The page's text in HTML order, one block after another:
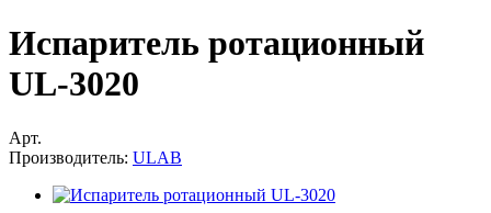
Испаритель ротационный
UL-3020
Арт.
Производитель: ULAB